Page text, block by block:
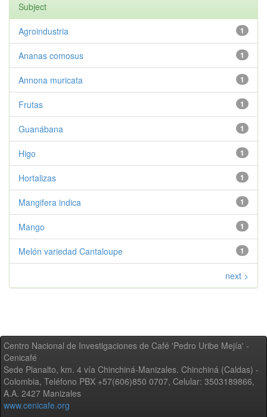
Subject
1
Agroindustria
1
Ananas comosus
1
Annona muricata
1
Frutas
1
Guanábana
1
Higo
1
Hortalizas
1
Mangifera indica
1
Mango
1
Melón variedad Cantaloupe
next >
Centro Nacional de Investigaciones de Café 'Pedro Uribe Mejía' -
Cenicafé
Sede Planalto, km. 4 vía Chinchiná-Manizales. Chinchiná (Caldas) -
Colombia, Teléfono PBX +57(606)850 0707, Celular: 3503189866,
A.A. 2427 Manizales
www.cenicafe.org